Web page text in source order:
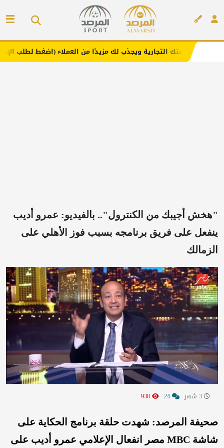
ويجذب لك مزيدًا من العملاء (اضغط لطلب الإعلان)
"هخش أجيبك من الكنترول".. بالفيديو: عمرو أديب
ينفعل على فريق برنامجه بسبب فوز الأهلي على
الزمالك
صحيفة المرصد: شهدت حلقة برنامج الحكاية على
شاشة MBC مصر انفعال الإعلامي عمرو أديب على